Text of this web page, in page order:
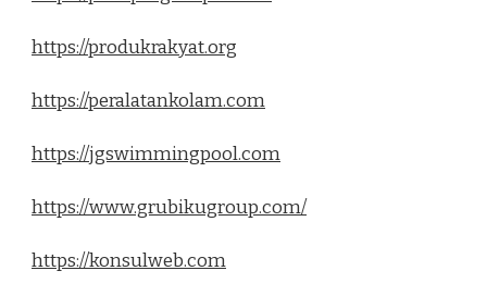
https://produkrakyat.org
https://peralatankolam.com
https://jgswimmingpool.com
https://www.grubikugroup.com/
https://konsulweb.com